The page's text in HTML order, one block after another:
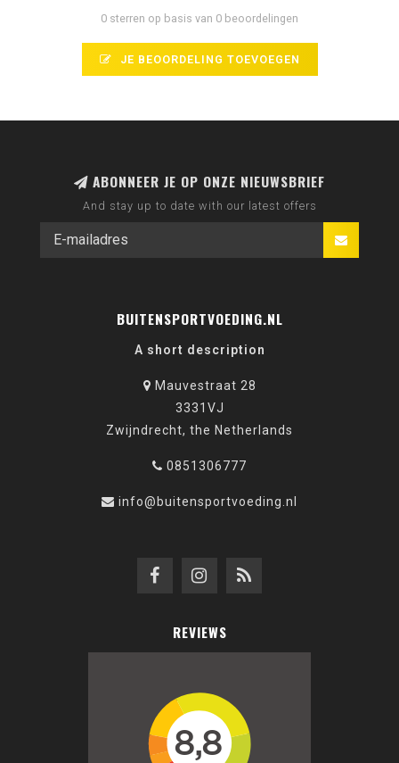
0 sterren op basis van 0 beoordelingen
JE BEOORDELING TOEVOEGEN
ABONNEER JE OP ONZE NIEUWSBRIEF
And stay up to date with our latest offers
BUITENSPORTVOEDING.NL
A short description
Mauvestraat 28
3331VJ
Zwijndrecht, the Netherlands
0851306777
info@buitensportvoeding.nl
REVIEWS